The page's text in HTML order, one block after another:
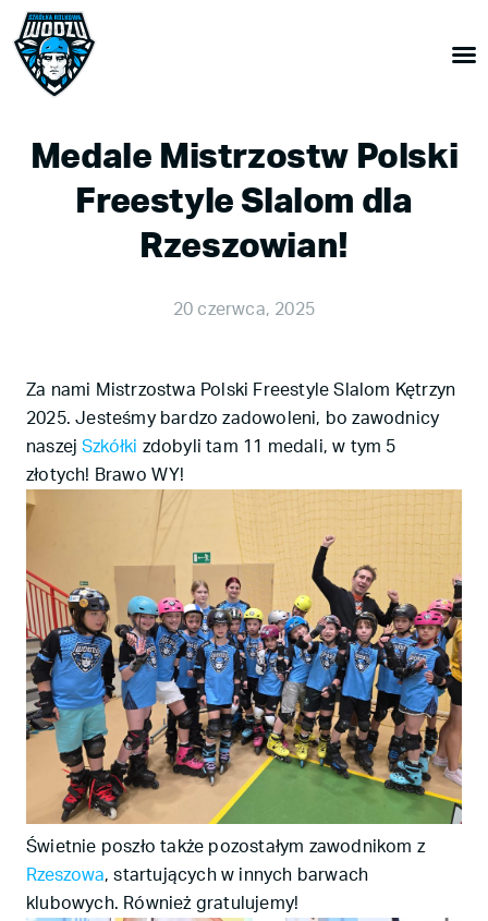
Medale Mistrzostw Polski
Freestyle Slalom dla
Rzeszowian!
20 czerwca, 2025
Za nami Mistrzostwa Polski Freestyle Slalom Kętrzyn
2025. Jesteśmy bardzo zadowoleni, bo zawodnicy
naszejSzkółki zdobyli tam 11 medali, w tym 5
złotych! Brawo WY!
Świetnie poszło także pozostałym zawodnikom z
Rzeszowa, startujących w innych barwach
klubowych. Również gratulujemy!